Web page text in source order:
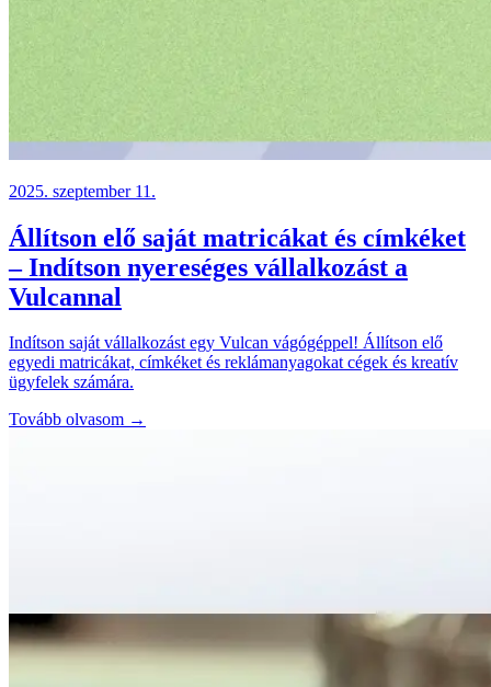
2025. szeptember 11.
Állítson elő saját matricákat és címkéket
– Indítson nyereséges vállalkozást a
Vulcannal
Indítson saját vállalkozást egy Vulcan vágógéppel! Állítson elő
egyedi matricákat, címkéket és reklámanyagokat cégek és kreatív
ügyfelek számára.
Tovább olvasom →